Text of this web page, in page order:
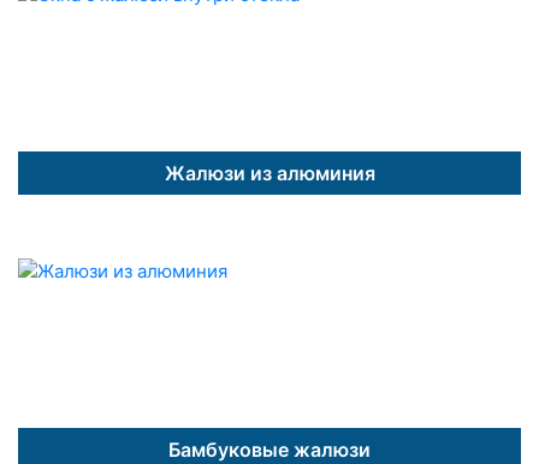
Жалюзи из алюминия
Бамбуковые жалюзи